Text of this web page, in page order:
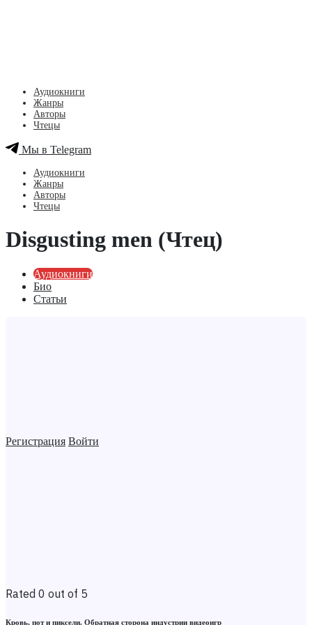
Регистрация Войти
Аудиокниги
Жанры
Авторы
Чтецы
Мы в Telegram
Аудиокниги
Жанры
Авторы
Чтецы
Disgusting men (Чтец)
Аудиокниги
Био
Статьи
Rated 0 out of 5
Кровь, пот и пиксели. Обратная сторона индустрии видеоигр